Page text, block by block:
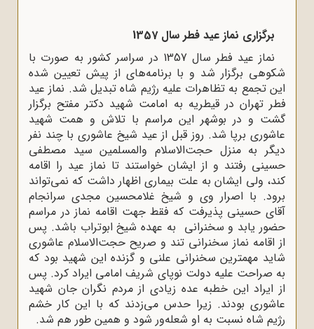
برگزاری نماز عید فطر سال 1357
نماز عید فطر سال 1357 در سراسر کشور به صورت با
شکوهی برگزار شد و با برنامه‌های از پیش تعیین شده
این تجمع به تظاهرات علیه رژیم شاه تبدیل شد. نماز عید
فطر تهران در قیطریه به امامت شهید دکتر مفتح برگزار
گشت و در بوشهر این مراسم با تلاش و همت شهید
عاشوری برپا شد. روز قبل از عید شیخ عاشوری با چند نفر
دیگر به منزل حجت‌الاسلام والمسلمین سید مصطفی
حسینی رفتند و از ایشان خواستند تا نماز عید را اقامه
کند، ولی ایشان به علت بیماری اظهار داشت که نمی‌تواند
برود. با اصرار وی و شیخ غلامحسین مجدی سرانجام
آقای حسینی پذیرفت که فقط جهت اقامه نماز در مراسم
حضور یابد و سخنرانی به عهده شیخ ابوتراب باشد. پس
از اقامه نماز سخنرانی تند و صریح حجت‌الاسلام عاشوری
شاید مهمترین سخنرانی علنی و گزنده این شهید بود که
به صراحت علیه دولت نوپای شریف امامی ایراد کرد. پس
از ایراد این خطبه عده زیادی از مردم نگران جان شهید
عاشوری بودند. زیرا حدس می‌زدند که با این کار خشم
رژیم شاه نسبت به او شعله‌ور شود و همین طور هم شد.